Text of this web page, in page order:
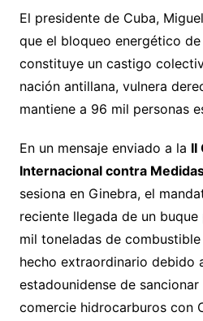
El presidente de Cuba,
que el bloqueo energético
constituye un castigo
nación antillana, vulnera
mantiene a 96 mil personas
En un mensaje enviado a la II
Internacional contra
sesiona en Ginebra, el
reciente llegada de un
mil toneladas de
hecho extraordinario debido
estadounidense de
comercie hidrocarburos con